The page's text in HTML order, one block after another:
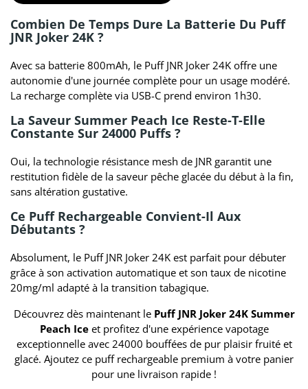
Combien De Temps Dure La Batterie Du Puff
JNR Joker 24K ?
Avec sa batterie 800mAh, le Puff JNR Joker 24K offre une
autonomie d'une journée complète pour un usage modéré.
La recharge complète via USB-C prend environ 1h30.
La Saveur Summer Peach Ice Reste-T-Elle
Constante Sur 24000 Puffs ?
Oui, la technologie résistance mesh de JNR garantit une
restitution fidèle de la saveur pêche glacée du début à la fin,
sans altération gustative.
Ce Puff Rechargeable Convient-Il Aux
Débutants ?
Absolument, le Puff JNR Joker 24K est parfait pour débuter
grâce à son activation automatique et son taux de nicotine
20mg/ml adapté à la transition tabagique.
Découvrez dès maintenant le Puff JNR Joker 24K Summer
Peach Iceet profitez d'une expérience vapotage
exceptionnelle avec 24000 bouffées de pur plaisir fruité et
glacé. Ajoutez ce puff rechargeable premium à votre panier
pour une livraison rapide !